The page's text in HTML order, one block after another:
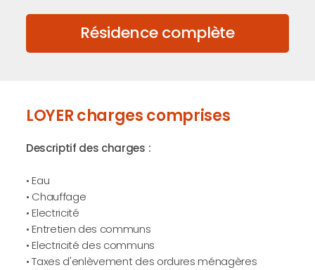
Résidence complète
LOYER charges comprises
Descriptif des charges :
• Eau
• Chauffage
• Electricité
• Entretien des communs
• Electricité des communs
• Taxes d'enlèvement des ordures ménagères